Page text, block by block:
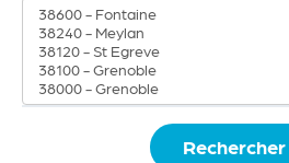
Offres du moment
Actualités
Contact
Rechercher